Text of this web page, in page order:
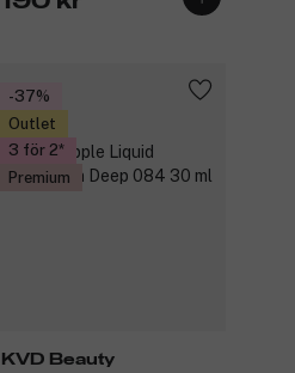
-37%
Outlet
3 för 2
Premium
KVD Beauty